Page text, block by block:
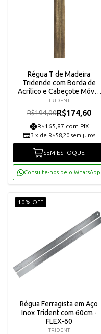
Régua T de Madeira
Tridende com Borda de
Acrílico e Cabeçote Móvel
80cm - 5408
TRIDENT
R$194,00R$174,60
R$165,87 com PIX
3 x de R$58,20 sem juros
SEM ESTOQUE
Consulte-nos pelo WhatsApp
10% OFF
Régua Ferragista em Aço
Inox Trident com 60cm -
FLEX-60
TRIDENT